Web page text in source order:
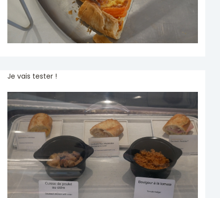
Je vais tester !